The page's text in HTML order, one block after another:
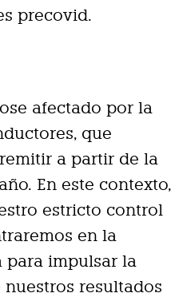
precovid.
afectado por la
que
a partir de la
En este contexto,
estricto control
en la
para impulsar la
resultados